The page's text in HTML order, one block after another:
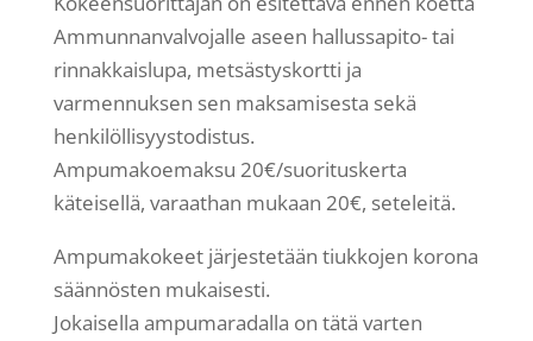
Ammunnanvalvojalle aseen hallussapito- tai
rinnakkaislupa, metsästyskortti ja
varmennuksen sen maksamisesta sekä
henkilöllisyystodistus.
Ampumakoemaksu 20€/suorituskerta
käteisellä, varaathan mukaan 20€, seteleitä.
Ampumakokeet järjestetään tiukkojen korona
säännösten mukaisesti.
Jokaisella ampumaradalla on tätä varten